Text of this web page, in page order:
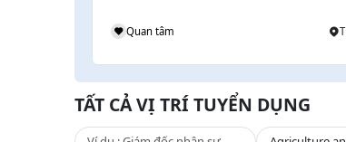
Quan tâm
TẤT CẢ VỊ TRÍ TUYỂN DỤNG